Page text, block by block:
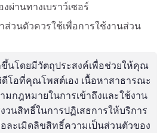
ผ่านทางเบราว์เซอร์
ส่วนตัวควรใช้เพื่อการใช้งานส่วน
ขึ้นโดยมีวัตถุประสงค์เพื่อช่วยให้คุณ
โอที่คุณโพสต์เอง เนื้อหาสาธารณะ
กฎหมายในการเข้าถึงและใช้งาน
วนสิทธิ์ในการปฏิเสธการให้บริการ
ละเมิดลิขสิทธิ์ความเป็นส่วนตัวของ